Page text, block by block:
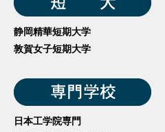
静岡精華短期大学
敦賀女子短期大学
日本工学院専門